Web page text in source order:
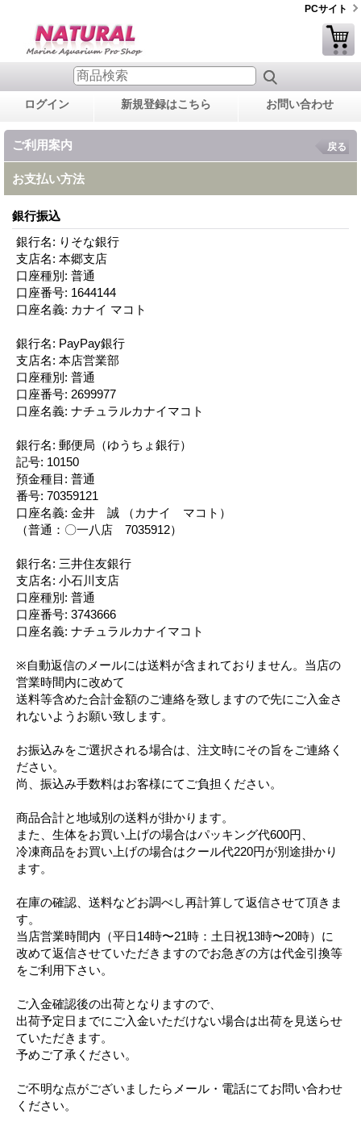
PCサイト
ログイン 新規登録はこちら お問い合わせ
ご利用案内 戻る
お支払い方法
銀行振込
銀行名: りそな銀行
支店名: 本郷支店
口座種別: 普通
口座番号: 1644144
口座名義: カナイ マコト
銀行名: PayPay銀行
支店名: 本店営業部
口座種別: 普通
口座番号: 2699977
口座名義: ナチュラルカナイマコト
銀行名: 郵便局（ゆうちょ銀行）
記号: 10150
預金種目: 普通
番号: 70359121
口座名義: 金井 誠 （カナイ マコト）
（普通：〇一八店 7035912）
銀行名: 三井住友銀行
支店名: 小石川支店
口座種別: 普通
口座番号: 3743666
口座名義: ナチュラルカナイマコト
※自動返信のメールには送料が含まれておりません。当店の
営業時間内に改めて
送料等含めた合計金額のご連絡を致しますので先にご入金さ
れないようお願い致します。
お振込みをご選択される場合は、注文時にその旨をご連絡く
ださい。
尚、振込み手数料はお客様にてご負担ください。
商品合計と地域別の送料が掛かります。
また、生体をお買い上げの場合はパッキング代600円、
冷凍商品をお買い上げの場合はクール代220円が別途掛かり
ます。
在庫の確認、送料などお調べし再計算して返信させて頂きま
す。
当店営業時間内（平日14時〜21時：土日祝13時〜20時）に
改めて返信させていただきますのでお急ぎの方は代金引換等
をご利用下さい。
ご入金確認後の出荷となりますので、
出荷予定日までにご入金いただけない場合は出荷を見送らせ
ていただきます。
予めご了承ください。
ご不明な点がございましたらメール・電話にてお問い合わせ
ください。